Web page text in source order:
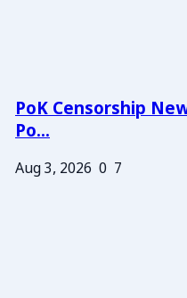
PoK Censorship
Po...
Aug 3, 2026 0 7